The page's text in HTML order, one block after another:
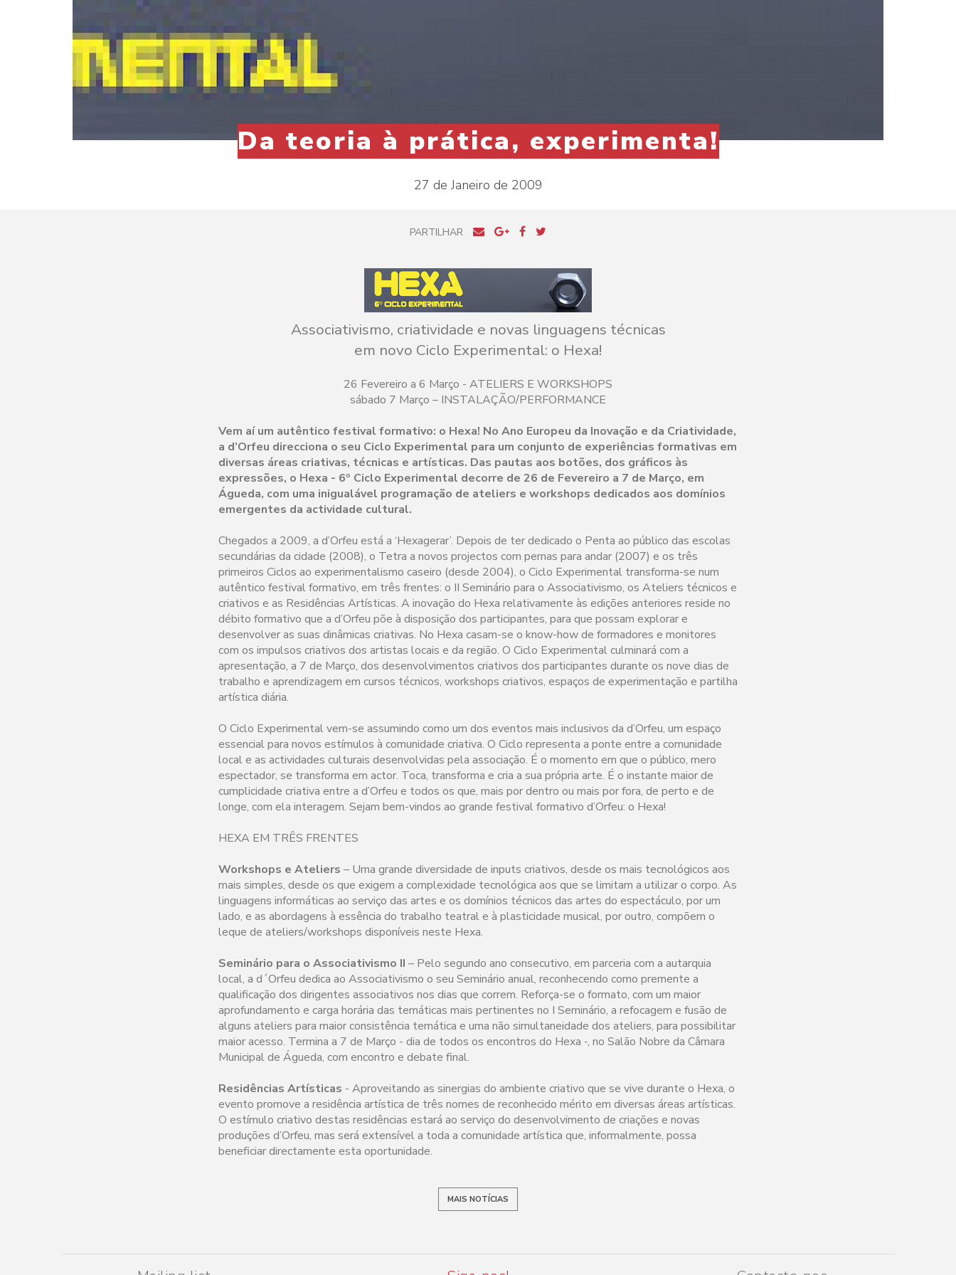
Da teoria à prática, experimenta!
27 de Janeiro de 2009
PARTILHAR
Associativismo, criatividade e novas linguagens técnicas
em novo Ciclo Experimental: o Hexa!
26 Fevereiro a 6 Março - ATELIERS E WORKSHOPS
sábado 7 Março – INSTALAÇÃO/PERFORMANCE
Vem aí um autêntico festival formativo: o Hexa! No Ano Europeu da Inovação e da Criatividade,
a d’Orfeu direcciona o seu Ciclo Experimental para um conjunto de experiências formativas em
diversas áreas criativas, técnicas e artísticas. Das pautas aos botões, dos gráficos às
expressões, o Hexa - 6º Ciclo Experimental decorre de 26 de Fevereiro a 7 de Março, em
Águeda, com uma inigualável programação de ateliers e workshops dedicados aos domínios
emergentes da actividade cultural.
Chegados a 2009, a d’Orfeu está a ‘Hexagerar’. Depois de ter dedicado o Penta ao público das escolas
secundárias da cidade (2008), o Tetra a novos projectos com pernas para andar (2007) e os três
primeiros Ciclos ao experimentalismo caseiro (desde 2004), o Ciclo Experimental transforma-se num
autêntico festival formativo, em três frentes: o II Seminário para o Associativismo, os Ateliers técnicos e
criativos e as Residências Artísticas. A inovação do Hexa relativamente às edições anteriores reside no
débito formativo que a d’Orfeu põe à disposição dos participantes, para que possam explorar e
desenvolver as suas dinâmicas criativas. No Hexa casam-se o know-how de formadores e monitores
com os impulsos criativos dos artistas locais e da região. O Ciclo Experimental culminará com a
apresentação, a 7 de Março, dos desenvolvimentos criativos dos participantes durante os nove dias de
trabalho e aprendizagem em cursos técnicos, workshops criativos, espaços de experimentação e partilha
artística diária.
O Ciclo Experimental vem-se assumindo como um dos eventos mais inclusivos da d’Orfeu, um espaço
essencial para novos estímulos à comunidade criativa. O Ciclo representa a ponte entre a comunidade
local e as actividades culturais desenvolvidas pela associação. É o momento em que o público, mero
espectador, se transforma em actor. Toca, transforma e cria a sua própria arte. É o instante maior de
cumplicidade criativa entre a d’Orfeu e todos os que, mais por dentro ou mais por fora, de perto e de
longe, com ela interagem. Sejam bem-vindos ao grande festival formativo d’Orfeu: o Hexa!
HEXA EM TRÊS FRENTES
Workshops e Ateliers – Uma grande diversidade de inputs criativos, desde os mais tecnológicos aos
mais simples, desde os que exigem a complexidade tecnológica aos que se limitam a utilizar o corpo. As
linguagens informáticas ao serviço das artes e os domínios técnicos das artes do espectáculo, por um
lado, e as abordagens à essência do trabalho teatral e à plasticidade musical, por outro, compõem o
leque de ateliers/workshops disponíveis neste Hexa.
Seminário para o Associativismo II – Pelo segundo ano consecutivo, em parceria com a autarquia
local, a d´Orfeu dedica ao Associativismo o seu Seminário anual, reconhecendo como premente a
qualificação dos dirigentes associativos nos dias que correm. Reforça-se o formato, com um maior
aprofundamento e carga horária das temáticas mais pertinentes no I Seminário, a refocagem e fusão de
alguns ateliers para maior consistência temática e uma não simultaneidade dos ateliers, para possibilitar
maior acesso. Termina a 7 de Março - dia de todos os encontros do Hexa -, no Salão Nobre da Câmara
Municipal de Águeda, com encontro e debate final.
Residências Artísticas - Aproveitando as sinergias do ambiente criativo que se vive durante o Hexa, o
evento promove a residência artística de três nomes de reconhecido mérito em diversas áreas artísticas.
O estímulo criativo destas residências estará ao serviço do desenvolvimento de criações e novas
produções d’Orfeu, mas será extensível a toda a comunidade artística que, informalmente, possa
beneficiar directamente esta oportunidade.
MAIS NOTÍCIAS